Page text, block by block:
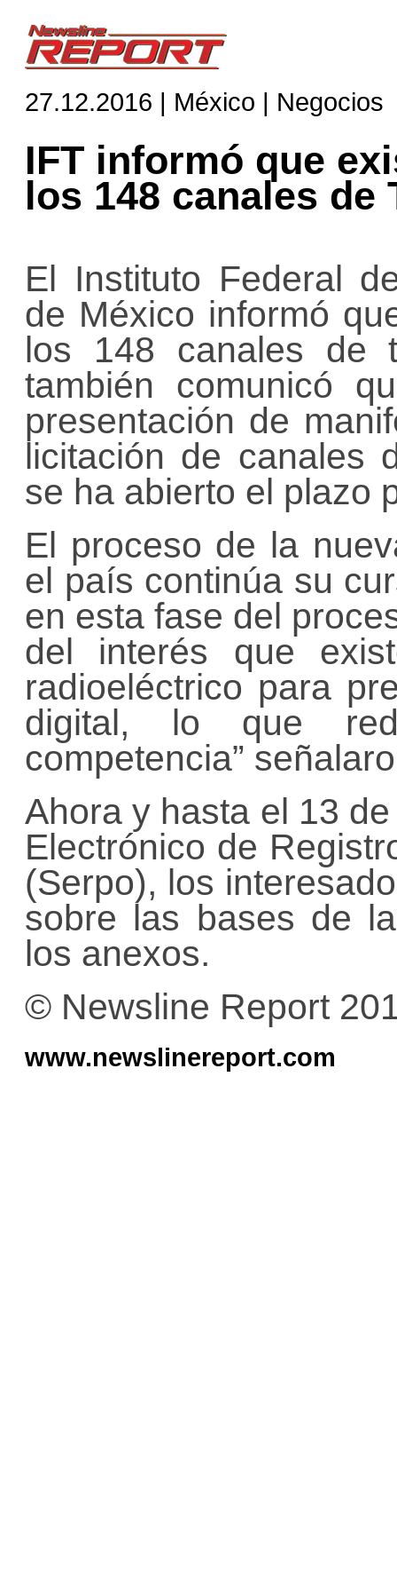
27.12.2016 | México | Negocios
IFT informó que
los 148 canales de
El Instituto Federal
de México informó
los 148 canales de
también comunicó
presentación de
licitación de canales
se ha abierto el plazo
El proceso de la
el país continúa su
en esta fase del
del interés que
radioeléctrico para
digital, lo que
competencia”
Ahora y hasta el 13
Electrónico de
(Serpo), los
sobre las bases de
los anexos.
© Newsline Report
www.newslinereport.com